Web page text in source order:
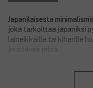
Japanilaisesta
joka tarkoittaa japaniksi
laineikkaille tai kiharille
joustavaa pitoa.